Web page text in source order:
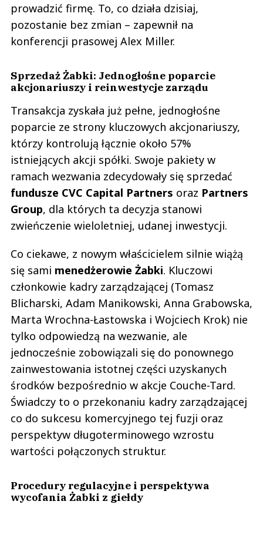
prowadzić firmę. To, co działa dzisiaj,
pozostanie bez zmian – zapewnił na
konferencji prasowej Alex Miller.
Sprzedaż Żabki: Jednogłośne poparcie
akcjonariuszy i reinwestycje zarządu
Transakcja zyskała już pełne, jednogłośne
poparcie ze strony kluczowych akcjonariuszy,
którzy kontrolują łącznie około 57%
istniejących akcji spółki. Swoje pakiety w
ramach wezwania zdecydowały się sprzedać
fundusze CVC Capital Partners oraz Partners
Group, dla których ta decyzja stanowi
zwieńczenie wieloletniej, udanej inwestycji.
Co ciekawe, z nowym właścicielem silnie wiążą
się sami menedżerowie Żabki. Kluczowi
członkowie kadry zarządzającej (Tomasz
Blicharski, Adam Manikowski, Anna Grabowska,
Marta Wrochna-Łastowska i Wojciech Krok) nie
tylko odpowiedzą na wezwanie, ale
jednocześnie zobowiązali się do ponownego
zainwestowania istotnej części uzyskanych
środków bezpośrednio w akcje Couche-Tard.
Świadczy to o przekonaniu kadry zarządzającej
co do sukcesu komercyjnego tej fuzji oraz
perspektyw długoterminowego wzrostu
wartości połączonych struktur.
Procedury regulacyjne i perspektywa
wycofania Żabki z giełdy